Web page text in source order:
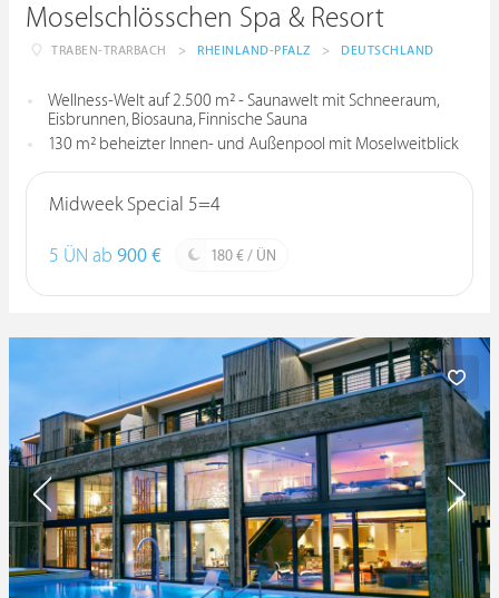
Moselschlösschen Spa & Resort
TRABEN-TRARBACH > RHEINLAND-PFALZ > DEUTSCHLAND
Wellness-Welt auf 2.500 m² - Saunawelt mit Schneeraum,
Eisbrunnen, Biosauna, Finnische Sauna
130 m² beheizter Innen- und Außenpool mit Moselweitblick
Midweek Special 5=4
5 ÜN ab 900 € 180 € / ÜN